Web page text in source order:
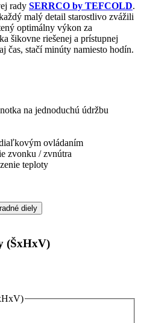
rady SERRCO by TEFCOLD.
malý detail starostlivo zvážili
optimálny výkon za
šikovne riešenej a prístupnej
čas, stačí minúty namiesto hodín.
na jednoduchú údržbu
ovládaním
zvonku / zvnútra
teploty
diely
(ŠxHxV)